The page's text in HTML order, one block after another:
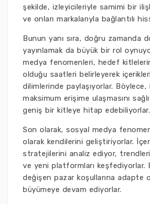
şekilde, izleyicileriyle samimi bir
ve onları markalarıyla bağlantılı
Bunun yanı sıra, doğru zamanda
yayınlamak da büyük bir rol
medya fenomenleri, hedef
olduğu saatleri belirleyerek
dilimlerinde paylaşıyorlar. Böylece,
maksimum erişime ulaşmasını
geniş bir kitleye hitap edebiliyorlar.
Son olarak, sosyal medya
olarak kendilerini geliştiriyorlar.
stratejilerini analiz ediyor,
ve yeni platformları keşfediyorlar.
değişen pazar koşullarına adapte
büyümeye devam ediyorlar.